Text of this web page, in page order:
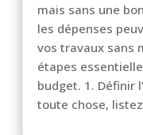
mais sans une
les dépenses
vos travaux sans
étapes
budget. 1. Définir
toute chose,